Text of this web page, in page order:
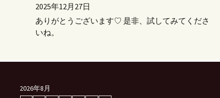
2025年12月27日
ありがとうございます♡ 是非、試してみてくださ
いね。
2026年8月